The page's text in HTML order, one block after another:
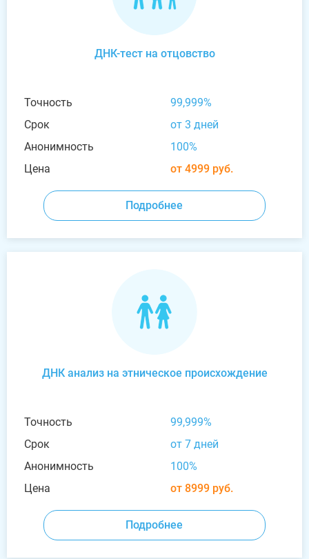
ДНК-тест на отцовство
Точность
99,999%
Срок
от 3 дней
Анонимность
100%
Цена
от 4999 руб.
Подробнее
ДНК анализ на этническое происхождение
Точность
99,999%
Срок
от 7 дней
Анонимность
100%
Цена
от 8999 руб.
Подробнее